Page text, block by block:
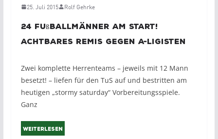
25. Juli 2015 Rolf Gehrke
24 Fußballmänner am Start!
Achtbares Remis gegen A-Ligisten
Zwei komplette Herrenteams – jeweils mit 12 Mann
besetzt! – liefen für den TuS auf und bestritten am
heutigen „stormy saturday“ Vorbereitungsspiele.
Ganz
Weiterlesen